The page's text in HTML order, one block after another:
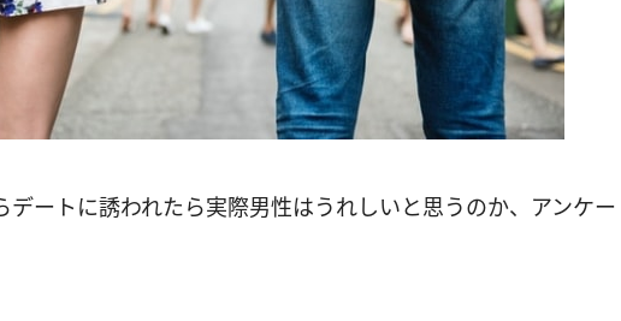
デートに誘われたら実際男性はうれしいと思うのか、アンケー